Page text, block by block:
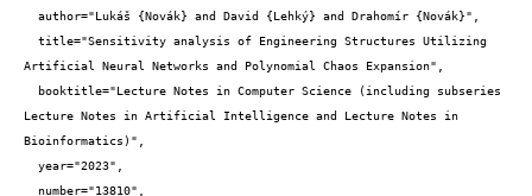
Artificial Neural Networks and Polynomial Chaos Expansion",
Lecture Notes in Artificial Intelligence and Lecture Notes in
Bioinformatics)",